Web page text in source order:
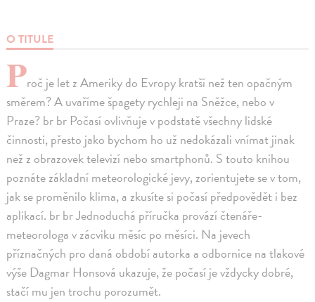
O TITULE
Proč je let z Ameriky do Evropy kratší než ten opačným
směrem? A uvaříme špagety rychleji na Sněžce, nebo v
Praze? br br Počasí ovlivňuje v podstatě všechny lidské
činnosti, přesto jako bychom ho už nedokázali vnímat jinak
než z obrazovek televizí nebo smartphonů. S touto knihou
poznáte základní meteorologické jevy, zorientujete se v tom,
jak se proměnilo klima, a zkusíte si počasí předpovědět i bez
aplikací. br br Jednoduchá příručka provází čtenáře-
meteorologa v zácviku měsíc po měsíci. Na jevech
příznačných pro daná období autorka a odbornice na tlakové
výše Dagmar Honsová ukazuje, že počasí je vždycky dobré,
stačí mu jen trochu porozumět.